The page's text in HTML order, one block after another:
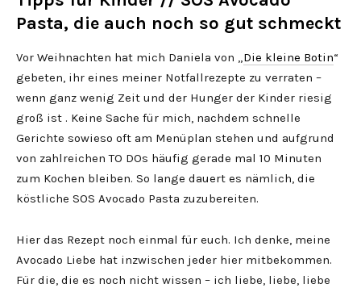
Pasta, die auch noch so gut schmeckt
Vor Weihnachten hat mich Daniela von „ Die kleine Botin“
gebeten, ihr eines meiner Notfallrezepte zu verraten –
wenn ganz wenig Zeit und der Hunger der Kinder riesig
groß ist . Keine Sache für mich, nachdem schnelle
Gerichte sowieso oft am Menüplan stehen und aufgrund
von zahlreichen TO DOs häufig gerade mal 10 Minuten
zum Kochen bleiben. So lange dauert es nämlich, die
köstliche SOS Avocado Pasta zuzubereiten.
Hier das Rezept noch einmal für euch. Ich denke, meine
Avocado Liebe hat inzwischen jeder hier mitbekommen.
Für die, die es noch nicht wissen – ich liebe, liebe, liebe